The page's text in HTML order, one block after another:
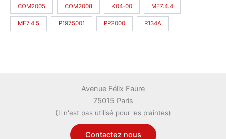
COM2005 COM2008 K04-00 ME7.4.4
ME7.4.5 P1975001 PP2000 R134A
Avenue Félix Faure
75015 Paris
(Il n'est pas utilisé pour les plaintes)
Contactez nous